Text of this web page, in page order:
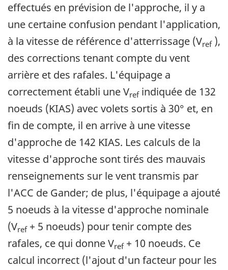
effectués en prévision de l'approche, il y a
une certaine confusion pendant l'application,
à la vitesse de référence d'atterrissage (Vref),
des corrections tenant compte du vent
arrière et des rafales. L'équipage a
correctement établi une Vrefindiquée de 132
noeuds (KIAS) avec volets sortis à 30° et, en
fin de compte, il en arrive à une vitesse
d'approche de 142 KIAS. Les calculs de la
vitesse d'approche sont tirés des mauvais
renseignements sur le vent transmis par
l'ACC de Gander; de plus, l'équipage a ajouté
5 noeuds à la vitesse d'approche nominale
(Vref+ 5 noeuds) pour tenir compte des
rafales, ce qui donne Vref+ 10 noeuds. Ce
calcul incorrect (l'ajout d'un facteur pour les